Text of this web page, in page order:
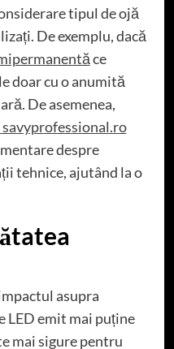
tipul de ojă
De exemplu, dacă
ce
doar cu o anumită
De asemenea,
despre
tehnice, ajutând la o
asupra
emit mai puține
mai sigure pentru